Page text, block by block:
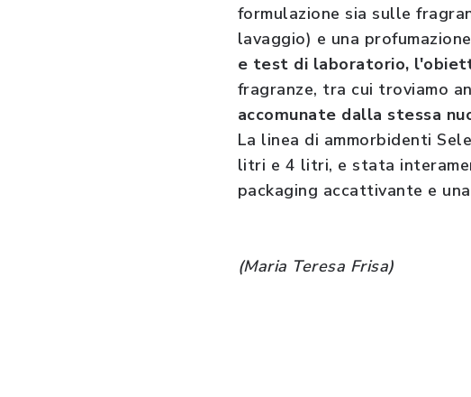
formulazione sia sulle
lavaggio) e una
e test di laboratorio,
fragranze, tra cui troviamo
accomunate dalla stessa
La linea di ammorbidenti
litri e 4 litri, e stata
packaging accattivante e
(Maria Teresa Frisa)